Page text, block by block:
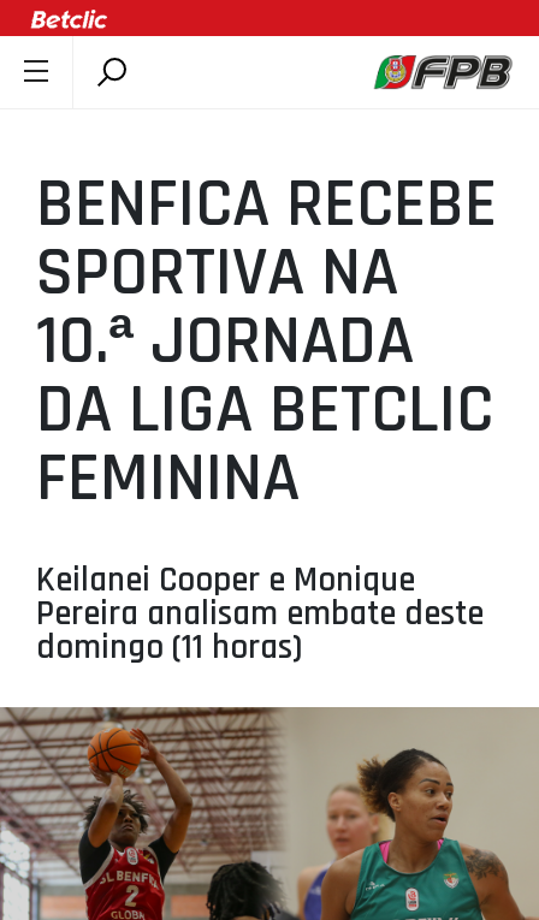
ÚLTIMAS
COMPETIÇÕES
ASSOCIAÇÕES
CLUBES
AGENTES
AGENDA
SELEÇÕES
MINIBASQUETE
PROJETOS
LIGA BETCLIC MASCULINA
LIGA BETCLIC FEMININA
BENFICA RECEBE
SPORTIVA NA
10.ª JORNADA
DA LIGA BETCLIC
FEMININA
Keilanei Cooper e Monique
Pereira analisam embate deste
domingo (11 horas)